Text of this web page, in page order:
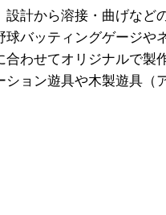
計から溶接・曲げなど
バッティングゲージや
わせてオリジナルで製
ョン遊具や木製遊具（